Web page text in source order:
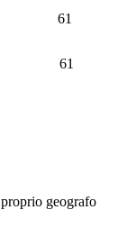
61
61
geografo